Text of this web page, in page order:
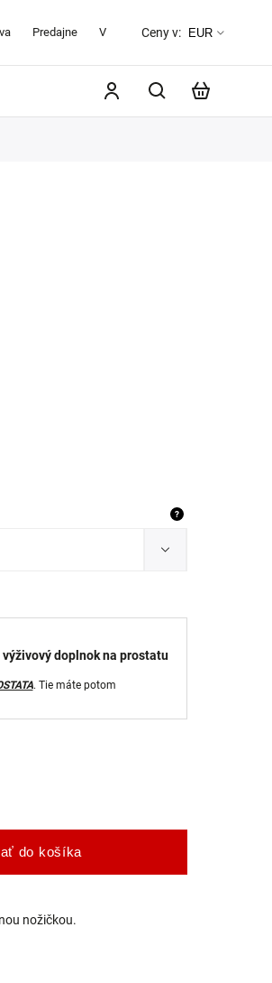
Predajne Veľkostná tabuľka O značke
Ceny v: EUR
?
do košíka
doplnok na prostatu
. Tie máte potom
nožičkou.